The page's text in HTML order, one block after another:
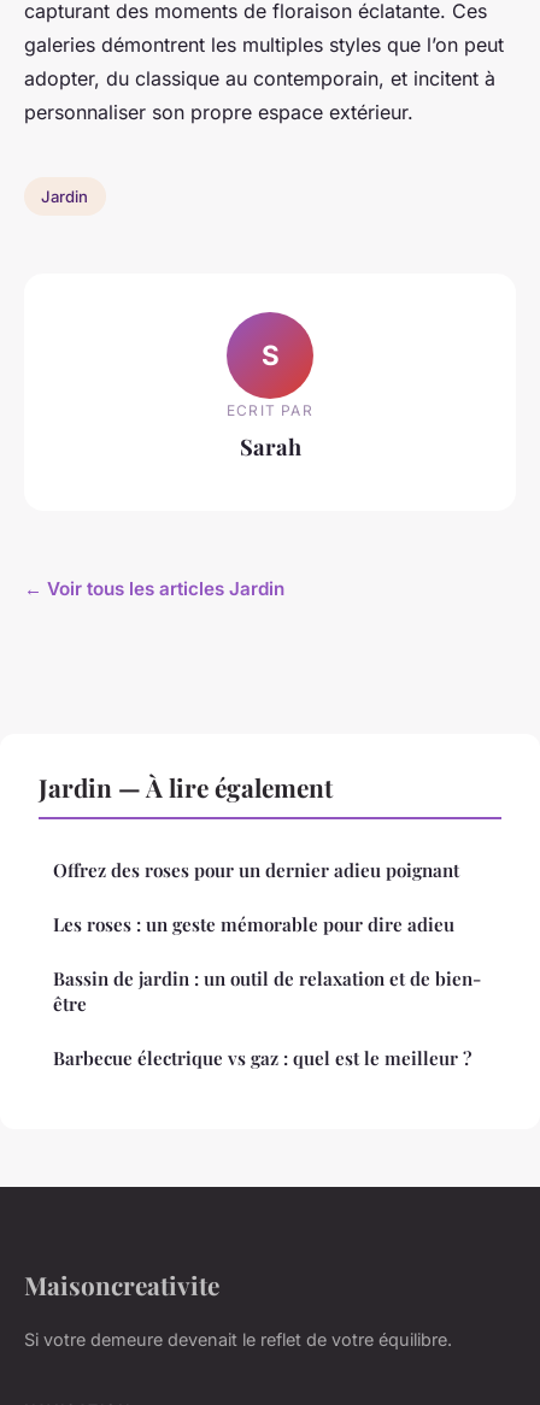
capturant des moments de floraison éclatante. Ces
galeries démontrent les multiples styles que l’on peut
adopter, du classique au contemporain, et incitent à
personnaliser son propre espace extérieur.
Jardin
S
ECRIT PAR
Sarah
← Voir tous les articles Jardin
Jardin — À lire également
Offrez des roses pour un dernier adieu poignant
Les roses : un geste mémorable pour dire adieu
Bassin de jardin : un outil de relaxation et de bien-
être
Barbecue électrique vs gaz : quel est le meilleur ?
Maisoncreativite
Si votre demeure devenait le reflet de votre équilibre.